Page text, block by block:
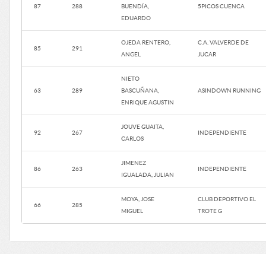
87 288
BUENDÍA,
EDUARDO
5PICOS CUENCA
85 291
OJEDA RENTERO,
ANGEL
C.A. VALVERDE DE
JUCAR
63 289
NIETO
BASCUÑANA,
ENRIQUE AGUSTIN
ASINDOWN RUNNING
92 267
JOUVE GUAITA,
CARLOS
INDEPENDIENTE
86 263
JIMENEZ
IGUALADA, JULIAN
INDEPENDIENTE
66 285
MOYA, JOSE
MIGUEL
CLUB DEPORTIVO EL
TROTE G